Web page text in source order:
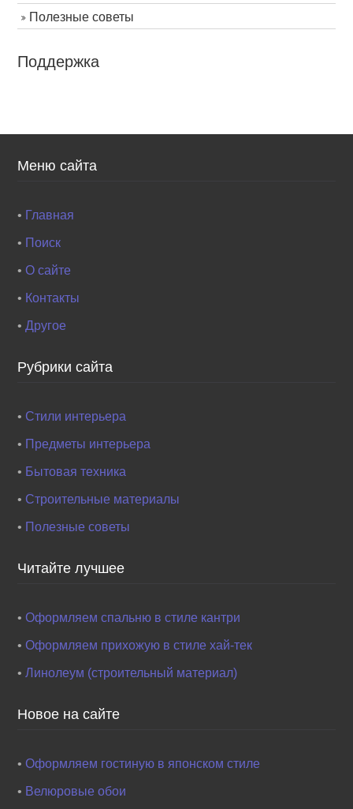
Полезные советы
Поддержка
Меню сайта
• Главная
• Поиск
•О сайте
• Контакты
•Другое
Рубрики сайта
•Стили интерьера
• Предметы интерьера
• Бытовая техника
•Строительные материалы
• Полезные советы
Читайте лучшее
•Оформляем спальню в стиле кантри
•Оформляем прихожую в стиле хай-тек
•Линолеум (строительный материал)
Новое на сайте
•Оформляем гостиную в японском стиле
• Велюровые обои